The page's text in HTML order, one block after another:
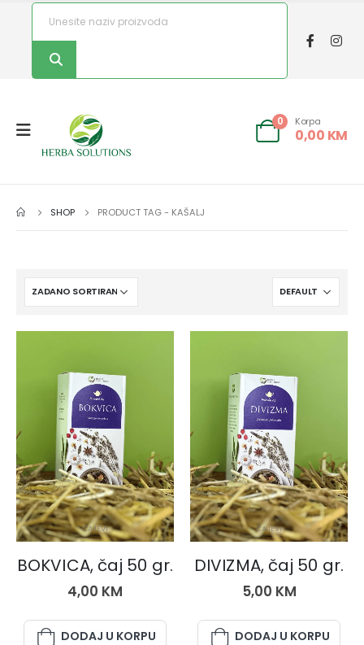
0 Korpa
0,00 KM
SHOP PRODUCT TAG - KAŠALJ
ČAJEVI
BOKVICA, čaj 50 gr.
4,00 KM
DODAJ U KORPU
ČAJEVI
DIVIZMA, čaj 50 gr.
5,00 KM
DODAJ U KORPU